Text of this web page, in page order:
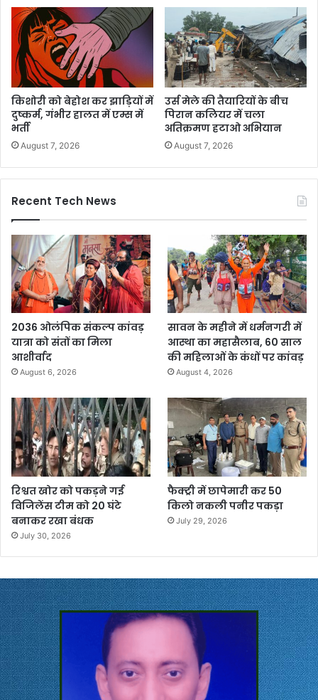
किशोरी को बेहोश कर झाड़ियों में
दुष्कर्म, गंभीर हालत में एम्स में
भर्ती
August 7, 2026
उर्स मेले की तैयारियों के बीच
पिरान कलियर में चला
अतिक्रमण हटाओ अभियान
August 7, 2026
Recent Tech News
2036 ओलंपिक संकल्प कांवड़
यात्रा को संतों का मिला
आशीर्वाद
August 6, 2026
सावन के महीने में धर्मनगरी में
आस्था का महासैलाब, 60 साल
की महिलाओं के कंधों पर कांवड़
August 4, 2026
रिश्वत खोर को पकड़ने गई
विजिलेंस टीम को 20 घंटे
बनाकर रखा बंधक
July 30, 2026
फैक्ट्री में छापेमारी कर 50
किलो नकली पनीर पकड़ा
July 29, 2026